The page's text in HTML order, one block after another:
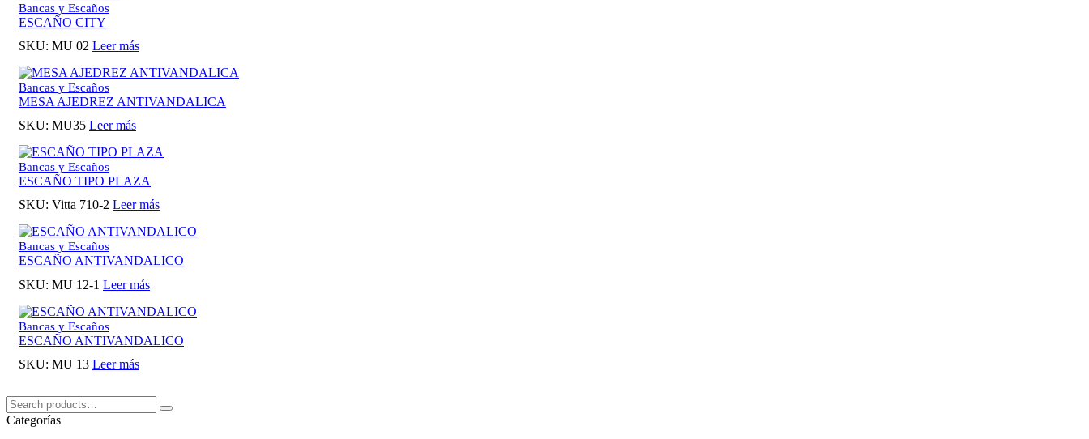
Bancas y Escaños
ESCAÑO CITY
SKU: MU 02 Leer más
Bancas y Escaños
MESA AJEDREZ ANTIVANDALICA
SKU: MU35 Leer más
Bancas y Escaños
ESCAÑO TIPO PLAZA
SKU: Vitta 710-2 Leer más
Bancas y Escaños
ESCAÑO ANTIVANDALICO
SKU: MU 12-1 Leer más
Bancas y Escaños
ESCAÑO ANTIVANDALICO
SKU: MU 13 Leer más
Buscar:
Search
Categorías